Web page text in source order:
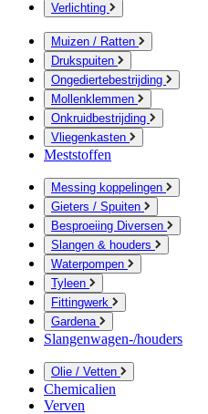
Verlichting
Muizen / Ratten
Drukspuiten
Ongediertebestrijding
Mollenklemmen
Onkruidbestrijding
Vliegenkasten
Meststoffen
Messing koppelingen
Gieters / Spuiten
Besproeiing Diversen
Slangen & houders
Waterpompen
Tyleen
Fittingwerk
Gardena
Slangenwagen-/houders
Olie / Vetten
Chemicalien
Verven